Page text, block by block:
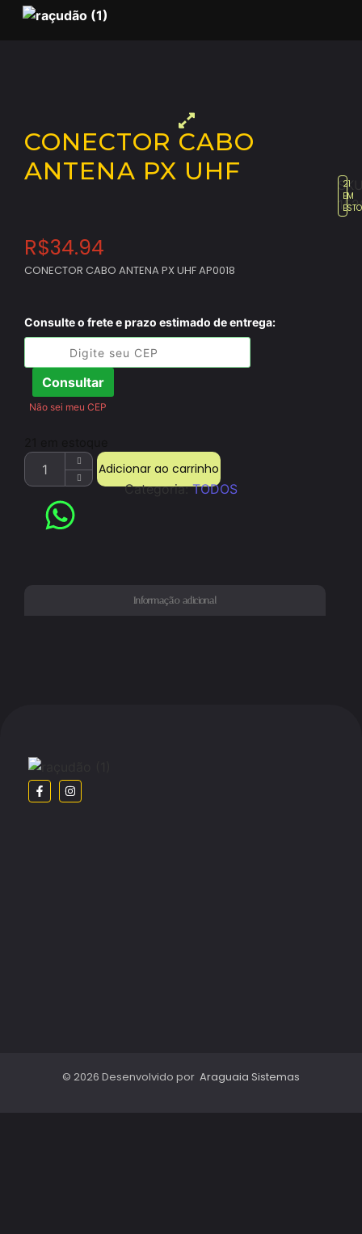
CONECTOR CABO
ANTENA PX UHF
21
EM
R$34.94
CONECTOR CABO ANTENA PX UHF AP0018
Consulte o frete e prazo estimado de entrega:
Consultar
Não sei meu CEP
Adicionar ao carrinho
Categoria:TODOS
Informação adicional
© 2026 Desenvolvido por Araguaia Sistemas